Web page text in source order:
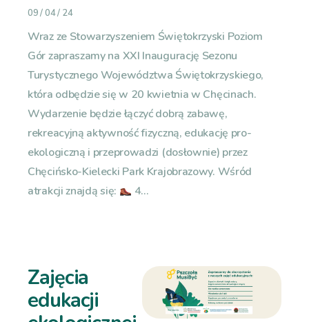
09 / 04 / 24
Wraz ze Stowarzyszeniem Świętokrzyski Poziom
Gór zapraszamy na XXI Inaugurację Sezonu
Turystycznego Województwa Świętokrzyskiego,
która odbędzie się w 20 kwietnia w Chęcinach.
Wydarzenie będzie łączyć dobrą zabawę,
rekreacyjną aktywność fizyczną, edukację pro-
ekologiczną i przeprowadzi (dosłownie) przez
Chęcińsko-Kielecki Park Krajobrazowy. Wśród
atrakcji znajdą się:
4...
Zajęcia
edukacji